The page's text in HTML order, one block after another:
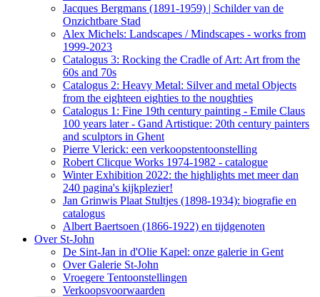
Jacques Bergmans (1891-1959) | Schilder van de
Onzichtbare Stad
Alex Michels: Landscapes / Mindscapes - works from
1999-2023
Catalogus 3: Rocking the Cradle of Art: Art from the
60s and 70s
Catalogus 2: Heavy Metal: Silver and metal Objects
from the eighteen eighties to the noughties
Catalogus 1: Fine 19th century painting - Emile Claus
100 years later - Gand Artistique: 20th century painters
and sculptors in Ghent
Pierre Vlerick: een verkoopstentoonstelling
Robert Clicque Works 1974-1982 - catalogue
Winter Exhibition 2022: the highlights met meer dan
240 pagina's kijkplezier!
Jan Grinwis Plaat Stultjes (1898-1934): biografie en
catalogus
Albert Baertsoen (1866-1922) en tijdgenoten
Over St-John
De Sint-Jan in d'Olie Kapel: onze galerie in Gent
Over Galerie St-John
Vroegere Tentoonstellingen
Verkoopsvoorwaarden